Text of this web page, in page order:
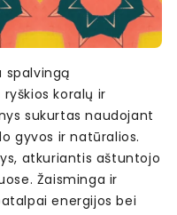
spalvingą
koralų ir
sukurtas naudojant
gyvos ir natūralios.
atkuriantis aštuntojo
Žaisminga ir
energijos bei